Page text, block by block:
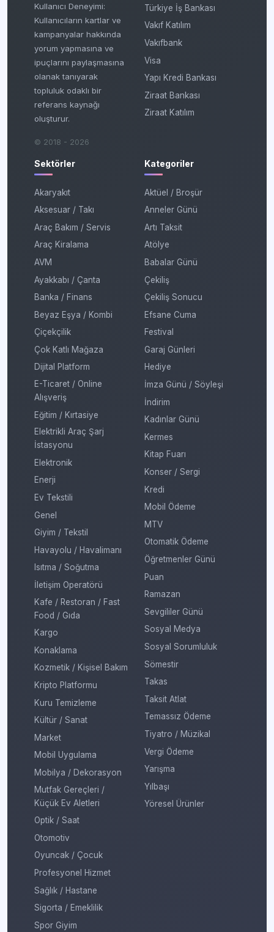
Kullanıcı Deneyimi:
Kullanıcıların kartlar ve
kampanyalar hakkında
yorum yapmasına ve
ipuçlarını paylaşmasına
olanak tanıyarak
topluluk odaklı bir
referans kaynağı
oluşturur.
© 2018 - 2026
Türkiye İş Bankası
Vakıf Katılım
Vakıfbank
Visa
Yapı Kredi Bankası
Ziraat Bankası
Ziraat Katılım
Sektörler
Akaryakıt
Aksesuar / Takı
Araç Bakım / Servis
Araç Kiralama
AVM
Ayakkabı / Çanta
Banka / Finans
Beyaz Eşya / Kombi
Çiçekçilik
Çok Katlı Mağaza
Dijital Platform
E-Ticaret / Online
Alışveriş
Eğitim / Kırtasiye
Elektrikli Araç Şarj
İstasyonu
Elektronik
Enerji
Ev Tekstili
Genel
Giyim / Tekstil
Havayolu / Havalimanı
Isıtma / Soğutma
İletişim Operatörü
Kafe / Restoran / Fast
Food / Gıda
Kargo
Konaklama
Kozmetik / Kişisel Bakım
Kripto Platformu
Kuru Temizleme
Kültür / Sanat
Market
Mobil Uygulama
Mobilya / Dekorasyon
Mutfak Gereçleri /
Küçük Ev Aletleri
Optik / Saat
Otomotiv
Oyuncak / Çocuk
Profesyonel Hizmet
Sağlık / Hastane
Sigorta / Emeklilik
Spor Giyim
Kategoriler
Aktüel / Broşür
Anneler Günü
Artı Taksit
Atölye
Babalar Günü
Çekiliş
Çekiliş Sonucu
Efsane Cuma
Festival
Garaj Günleri
Hediye
İmza Günü / Söyleşi
İndirim
Kadınlar Günü
Kermes
Kitap Fuarı
Konser / Sergi
Kredi
Mobil Ödeme
MTV
Otomatik Ödeme
Öğretmenler Günü
Puan
Ramazan
Sevgililer Günü
Sosyal Medya
Sosyal Sorumluluk
Sömestir
Takas
Taksit Atlat
Temassız Ödeme
Tiyatro / Müzikal
Vergi Ödeme
Yarışma
Yılbaşı
Yöresel Ürünler